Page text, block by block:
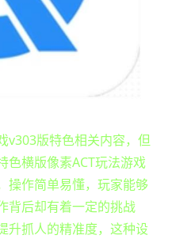
v303版特色相关内容，但
色横版像素ACT玩法游戏
操作简单易懂，玩家能够
背后却有着一定的挑战
升抓人的精准度，这种设